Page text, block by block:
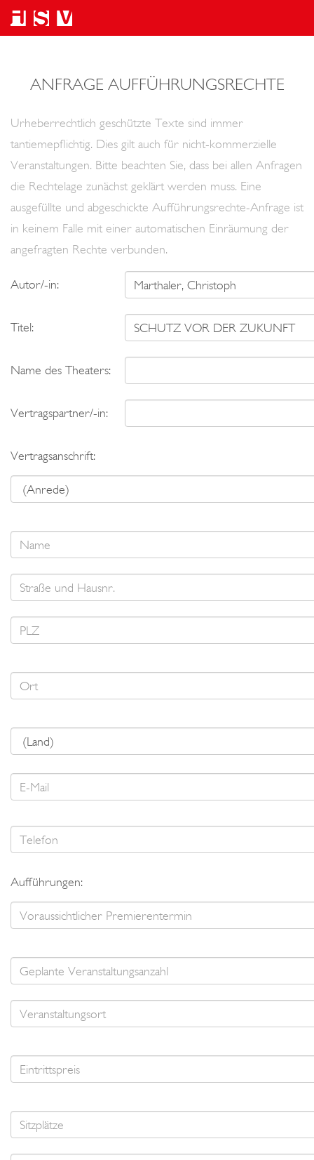
ANFRAGE AUFFÜHRUNGSRECHTE
Urheberrechtlich geschützte Texte sind immer
tantiemepflichtig. Dies gilt auch für nicht-kommerzielle
Veranstaltungen. Bitte beachten Sie, dass bei allen Anfragen
die Rechtelage zunächst geklärt werden muss. Eine
ausgefüllte und abgeschickte Aufführungsrechte-Anfrage ist
in keinem Falle mit einer automatischen Einräumung der
angefragten Rechte verbunden.
Autor/-in:
Titel:
Name des Theaters:
Vertragspartner/-in:
Vertragsanschrift:
Aufführungen: